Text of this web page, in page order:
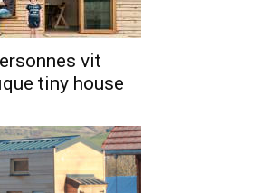
vit
tiny house